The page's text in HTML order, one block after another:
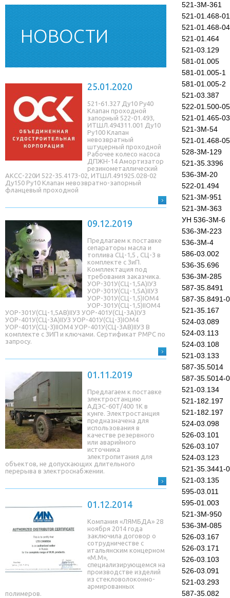
НОВОСТИ
25.01.2020
521-61.327 Ду10 Ру40
Клапан проходной
запорный 522-01.493,
ИТШЛ.494311.001 Ду10
Ру100 Клапан
невозвратный
штуцерный проходной
Рабочее колесо насоса
ДПЖН-14 Амортизатор
резинометаллический
АКСС-220И 522-35.4173-02, ИТШЛ.491925.028-02
Ду150 Ру10 Клапан невозвратно-запорный
фланцевый проходной
09.12.2019
Предлагаем к поставке
сепараторы масла и
топлива СЦ-1,5 , СЦ-3 в
комплекте с ЗиП.
Комплектация под
требования заказчика.
УОР-301У(СЦ-1,5A)IУЗ
УОР-301У(СЦ-1,5A)IIУЗ
УОР-301У(СЦ-1,5)IОМ4
УОР-301У(СЦ-1,5)IIОМ4
УОР-301У(СЦ-1,5AB)IIУЗ УОР-401У(СЦ-3A)IУЗ
УОР-401У(СЦ-3A)IIУЗ УОР-401У(СЦ-3)IОМ4
УОР-401У(СЦ-3)IIОМ4 УОР-401У(СЦ-3AB)IIУЗ В
комплекте с ЗИП и ключами. Сертификат РМРС по
запросу.
01.11.2019
Предлагаем к поставке
электростанцию
АДЭС-60Т/400 1К в
кунге. Электростанция
предназначена для
использования в
качестве резервного
или аварийного
источника
электропитания для
объектов, не допускающих длительного
перерыва в электроснабжении.
01.12.2014
Компания «ЛЯМБДА» 28
ноября 2014 года
заключила договор о
сотрудничестве с
итальянским концерном
«М.М»,
специализирующемся на
производстве изделий
из стекловолоконно-
армированных
полимеров.
521-3М-361
521-01.468-01
521-01.468-04
521-01.464
521-03.129
581-01.005
581-01.005-1
581-01.005-2
521-03.387
522-01.500-05
521-01.465-03
521-3М-54
521-01.468-05
528-3М-129
521-35.3396
536-3М-20
522-01.494
521-3М-951
521-3М-363
УН 536-3М-6
536-3М-223
536-3М-4
586-03.002
536-35.696
536-3М-285
587-35.8491
587-35.8491-
521-35.167
524-03.089
524-03.113
524-03.108
521-03.133
587-35.5014
587-35.5014-
521-03.134
521-182.197
521-182.197
524-03.098
526-03.101
526-03.107
524-03.123
521-35.3441-
521-03.135
595-03.011
595-01.003
521-3М-950
536-3М-085
526-03.167
526-03.171
526-03.103
526-03.091
521-03.293
587-35.082